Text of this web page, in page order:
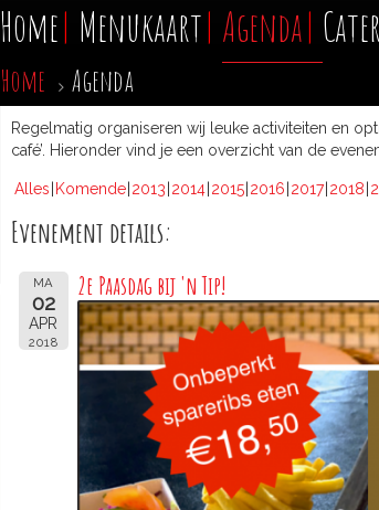
Home Menukaart Agenda
Home Agenda
Regelmatig organiseren wij leuke activiteiten en
café’. Hieronder vind je een overzicht van de
Alles Komende 2013 2014 2015 2016 2017 2018
Evenement details:
MA
02
APR
2018
2e Paasdag bij 'n Tip!